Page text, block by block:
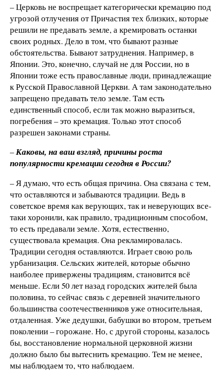
– Церковь не воспрещает категорически кремацию под
угрозой отлучения от Причастия тех близких, которые
решили не предавать земле, а кремировать останки
своих родных. Дело в том, что бывают разные
обстоятельства. Бывают затруднения. Например, в
Японии. Это, конечно, случай не для России, но в
Японии тоже есть православные люди, принадлежащие
к Русской Православной Церкви. А там законодательно
запрещено предавать тело земле. Там есть
единственный способ, если так можно выразиться,
погребения – это кремация. Только этот способ
разрешен законами страны.
–Каковы, на ваш взгляд, причины роста
популярности кремации сегодня в России?
– Я думаю, что есть общая причина. Она связана с тем,
что оставляются и забываются традиции. Ведь в
советское время как верующих, так и неверующих все-
таки хоронили, как правило, традиционным способом,
то есть предавали земле. Хотя, естественно,
существовала кремация. Она рекламировалась.
Традиции сегодня оставляются. Играет свою роль
урбанизация. Сельских жителей, которые обычно
наиболее привержены традициям, становится всё
меньше. Если 50 лет назад городских жителей была
половина, то сейчас связь с деревней значительного
большинства соотечественников уже относительная,
отдаленная. Уже дедушки, бабушки во втором, третьем
поколении – горожане. Но, с другой стороны, казалось
бы, восстановление нормальной церковной жизни
должно было бы вытеснить кремацию. Тем не менее,
мы наблюдаем то, что наблюдаем.